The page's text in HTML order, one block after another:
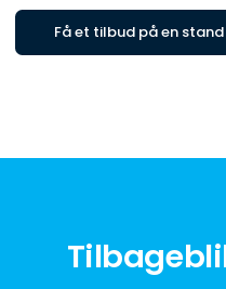
Få et tilbud på en